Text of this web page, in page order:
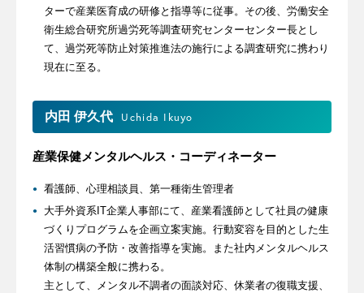
ターで産業医育成の研修と指導等に従事。その後、労働安全
衛生総合研究所過労死等調査研究センターセンター長とし
て、過労死等防止対策推進法の施行による調査研究に携わり
現在に至る。
内田 伊久代 Uchida Ikuyo
産業保健メンタルヘルス・コーディネーター
看護師、心理相談員、第一種衛生管理者
大手外資系IT企業人事部にて、産業看護師として社員の健康
づくりプログラムを企画立案実施。行動変容を目的とした生
活習慣病の予防・改善指導を実施。また社内メンタルヘルス
体制の構築全般に携わる。
主として、メンタル不調者の面談対応、休業者の復職支援、